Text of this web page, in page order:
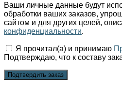
Ваши личные данные будут
обработки ваших заказов,
сайтом и для других целей,
конфиденциальности.
Я прочитал(а) и принимаю
Подтверждаю, что к составу
Подтвердить заказ